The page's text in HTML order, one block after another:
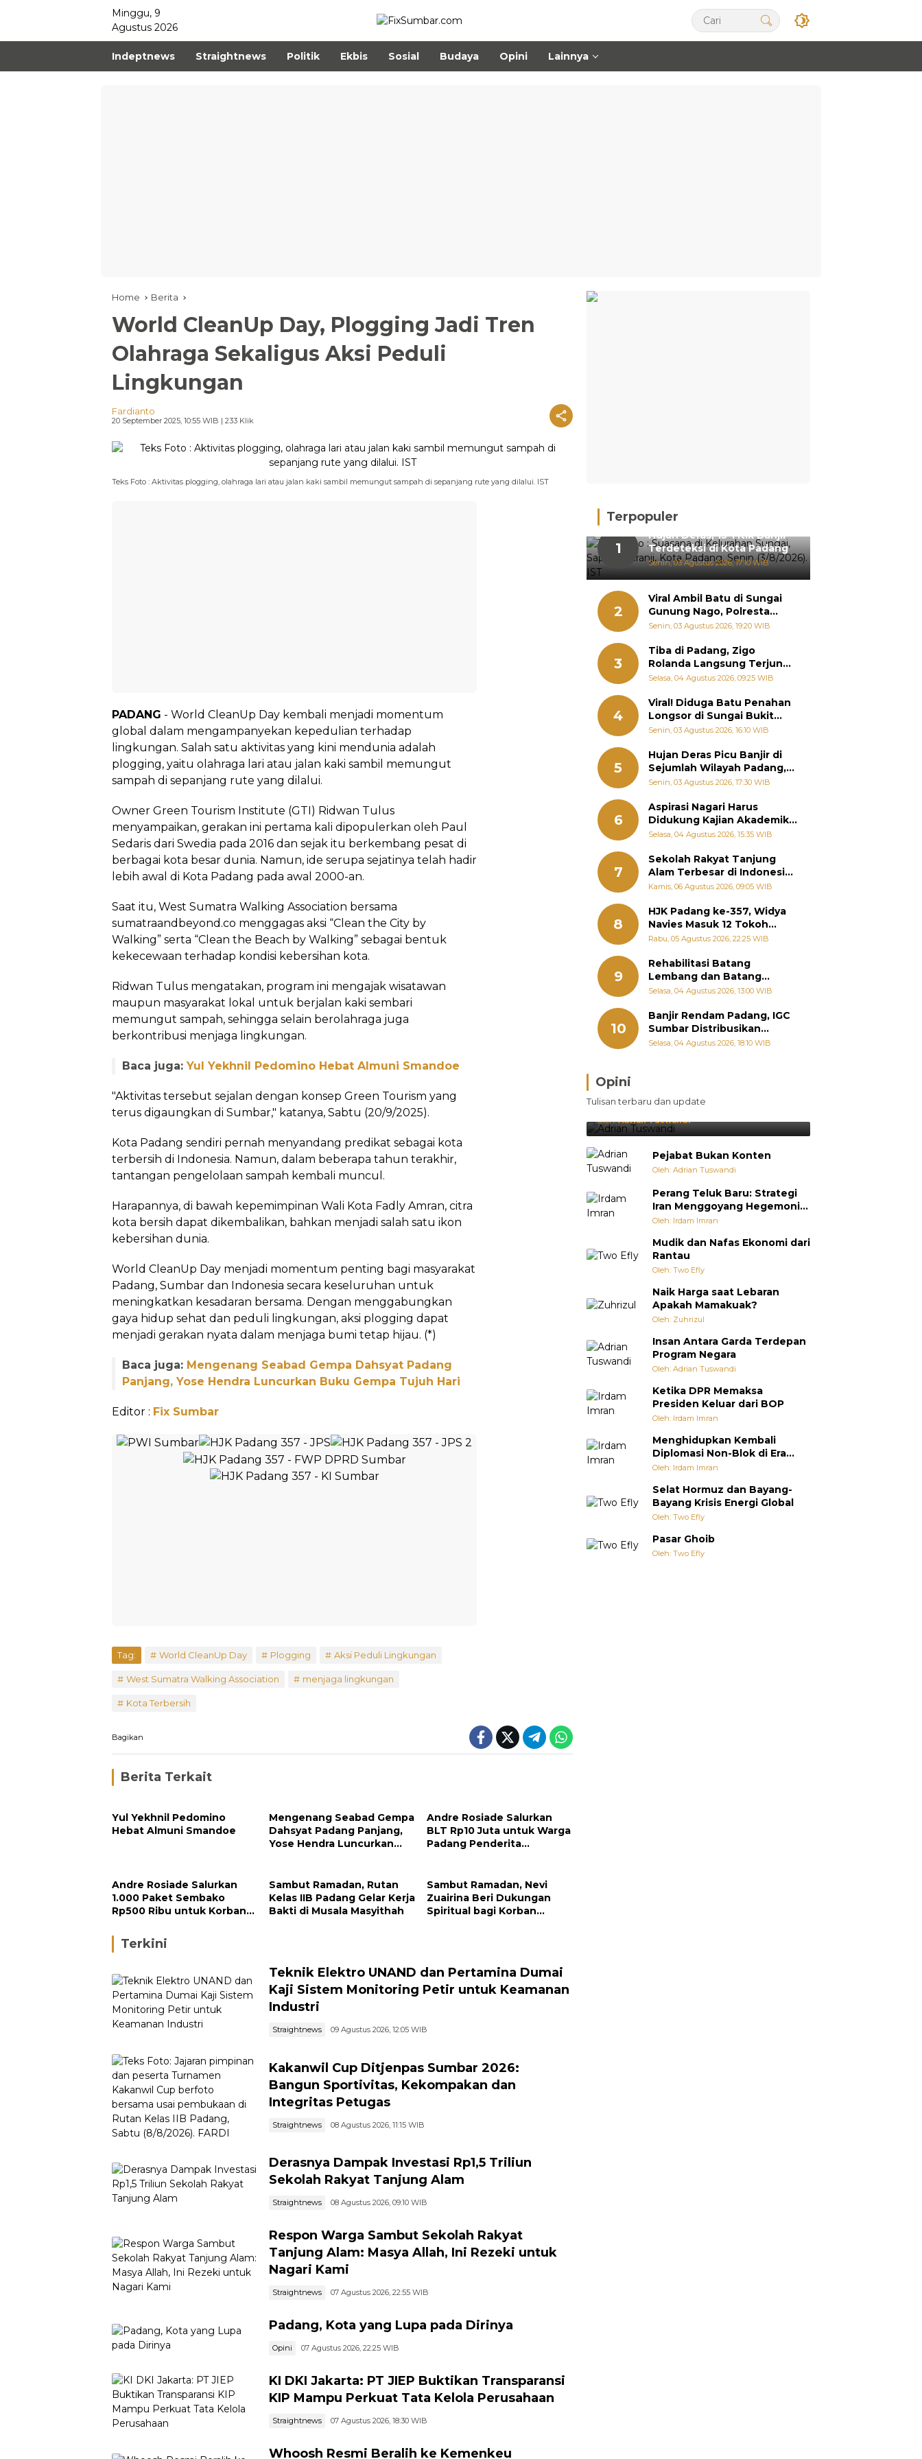
Minggu, 9
Agustus 2026
Indeptnews Straightnews Politik Ekbis Sosial Budaya Opini Lainnya
Home Berita
World CleanUp Day, Plogging Jadi Tren
Olahraga Sekaligus Aksi Peduli
Lingkungan
Fardianto
20 September 2025, 10:55 WIB | 233 Klik
Teks Foto : Aktivitas plogging, olahraga lari atau jalan kaki sambil memungut sampah di sepanjang rute yang dilalui. IST
PADANG - World CleanUp Day kembali menjadi momentum
global dalam mengampanyekan kepedulian terhadap
lingkungan. Salah satu aktivitas yang kini mendunia adalah
plogging, yaitu olahraga lari atau jalan kaki sambil memungut
sampah di sepanjang rute yang dilalui.
Owner Green Tourism Institute (GTI) Ridwan Tulus
menyampaikan, gerakan ini pertama kali dipopulerkan oleh Paul
Sedaris dari Swedia pada 2016 dan sejak itu berkembang pesat di
berbagai kota besar dunia. Namun, ide serupa sejatinya telah hadir
lebih awal di Kota Padang pada awal 2000-an.
Saat itu, West Sumatra Walking Association bersama
sumatraandbeyond.co menggagas aksi “Clean the City by
Walking” serta “Clean the Beach by Walking” sebagai bentuk
kekecewaan terhadap kondisi kebersihan kota.
Ridwan Tulus mengatakan, program ini mengajak wisatawan
maupun masyarakat lokal untuk berjalan kaki sembari
memungut sampah, sehingga selain berolahraga juga
berkontribusi menjaga lingkungan.
Baca juga: Yul Yekhnil Pedomino Hebat Almuni Smandoe
"Aktivitas tersebut sejalan dengan konsep Green Tourism yang
terus digaungkan di Sumbar," katanya, Sabtu (20/9/2025).
Kota Padang sendiri pernah menyandang predikat sebagai kota
terbersih di Indonesia. Namun, dalam beberapa tahun terakhir,
tantangan pengelolaan sampah kembali muncul.
Harapannya, di bawah kepemimpinan Wali Kota Fadly Amran, citra
kota bersih dapat dikembalikan, bahkan menjadi salah satu ikon
kebersihan dunia.
World CleanUp Day menjadi momentum penting bagi masyarakat
Padang, Sumbar dan Indonesia secara keseluruhan untuk
meningkatkan kesadaran bersama. Dengan menggabungkan
gaya hidup sehat dan peduli lingkungan, aksi plogging dapat
menjadi gerakan nyata dalam menjaga bumi tetap hijau. (*)
Baca juga: Mengenang Seabad Gempa Dahsyat Padang
Panjang, Yose Hendra Luncurkan Buku Gempa Tujuh Hari
Editor : Fix Sumbar
Tag: World CleanUp Day Plogging Aksi Peduli Lingkungan
West Sumatra Walking Association menjaga lingkungan
Kota Terbersih
Bagikan
Berita Terkait
Yul Yekhnil Pedomino
Hebat Almuni Smandoe
Mengenang Seabad Gempa
Dahsyat Padang Panjang,
Yose Hendra Luncurkan
Andre Rosiade Salurkan
BLT Rp10 Juta untuk Warga
Padang Penderita
Andre Rosiade Salurkan
1.000 Paket Sembako
Rp500 Ribu untuk Korban
Agam
Sambut Ramadan, Rutan
Kelas IIB Padang Gelar Kerja
Bakti di Musala Masyithah
Sambut Ramadan, Nevi
Zuairina Beri Dukungan
Spiritual bagi Korban
Terkini
Teknik Elektro UNAND dan Pertamina Dumai
Kaji Sistem Monitoring Petir untuk Keamanan
Industri
Straightnews 09 Agustus 2026, 12:05 WIB
Kakanwil Cup Ditjenpas Sumbar 2026:
Bangun Sportivitas, Kekompakan dan
Integritas Petugas
Straightnews 08 Agustus 2026, 11:15 WIB
Derasnya Dampak Investasi Rp1,5 Triliun
Sekolah Rakyat Tanjung Alam
Straightnews 08 Agustus 2026, 09:10 WIB
Respon Warga Sambut Sekolah Rakyat
Tanjung Alam: Masya Allah, Ini Rezeki untuk
Nagari Kami
Straightnews 07 Agustus 2026, 22:55 WIB
Padang, Kota yang Lupa pada Dirinya
Opini 07 Agustus 2026, 22:25 WIB
KI DKI Jakarta: PT JIEP Buktikan Transparansi
KIP Mampu Perkuat Tata Kelola Perusahaan
Straightnews 07 Agustus 2026, 18:30 WIB
Whoosh Resmi Beralih ke Kemenkeu
Terpopuler
1
Hujan Deras, 15 Titik Banjir
Terdeteksi di Kota Padang
Senin, 03 Agustus 2026, 17:10 WIB
2
Viral Ambil Batu di Sungai
Gunung Nago, Polresta
Padang Ungkap Fakta
Senin, 03 Agustus 2026, 19:20 WIB
3
Tiba di Padang, Zigo
Rolanda Langsung Terjun
Bantu Warga Terdampak
Selasa, 04 Agustus 2026, 09:25 WIB
4
Viral! Diduga Batu Penahan
Longsor di Sungai Bukit
Nago Padang Diambil, Warga
Senin, 03 Agustus 2026, 16:10 WIB
5
Hujan Deras Picu Banjir di
Sejumlah Wilayah Padang,
Fadly Amran Perintahkan
Senin, 03 Agustus 2026, 17:30 WIB
6
Aspirasi Nagari Harus
Didukung Kajian Akademik,
Zigo Rolanda: Agar Mudah
Kementerian
Selasa, 04 Agustus 2026, 15:35 WIB
7
Sekolah Rakyat Tanjung
Alam Terbesar di Indonesia,
Groundbreaking September
Kamis, 06 Agustus 2026, 09:05 WIB
8
HJK Padang ke-357, Widya
Navies Masuk 12 Tokoh
Masyarakat Penerima
Padang
Rabu, 05 Agustus 2026, 22:25 WIB
9
Rehabilitasi Batang
Lembang dan Batang
Gawan Segera Dimulai, Zigo
Berjalan
Selasa, 04 Agustus 2026, 13:00 WIB
10
Banjir Rendam Padang, IGC
Sumbar Distribusikan
Ratusan Nasi Bungkus dan
Selasa, 04 Agustus 2026, 18:10 WIB
Opini
Tulisan terbaru dan update
Brasil Lebih Diunggulkan, tetapi
Jepang Selalu Punya Cara Membuat
Kejutan
Oleh:Adrian Tuswandi
Pejabat Bukan Konten
Oleh: Adrian Tuswandi
Perang Teluk Baru: Strategi
Iran Menggoyang Hegemoni
AS dari Dalam
Oleh: Irdam Imran
Mudik dan Nafas Ekonomi dari
Rantau
Oleh: Two Efly
Naik Harga saat Lebaran
Apakah Mamakuak?
Oleh: Zuhrizul
Insan Antara Garda Terdepan
Program Negara
Oleh: Adrian Tuswandi
Ketika DPR Memaksa
Presiden Keluar dari BOP
Oleh: Irdam Imran
Menghidupkan Kembali
Diplomasi Non-Blok di Era
Multipolar
Oleh: Irdam Imran
Selat Hormuz dan Bayang-
Bayang Krisis Energi Global
Oleh: Two Efly
Pasar Ghoib
Oleh: Two Efly